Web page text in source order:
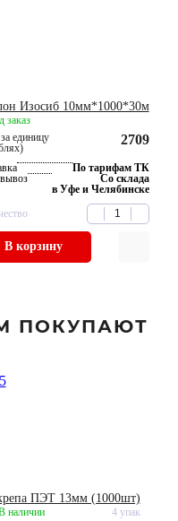
Изосиб 10мм*1000*30м
заказ
единицу
2709
По тарифам ТК
Со склада
в Уфе и Челябинске
В корзину
ПОКУПАЮТ
ПЭТ 13мм (1000шт)
наличии
4 упак